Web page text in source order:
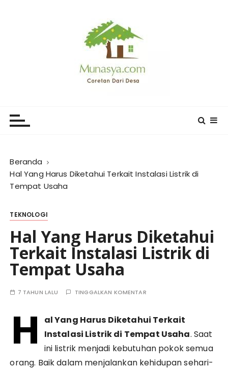
Beranda
Hal Yang Harus Diketahui Terkait Instalasi Listrik di
Tempat Usaha
TEKNOLOGI
Hal Yang Harus Diketahui
Terkait Instalasi Listrik di
Tempat Usaha
7 TAHUN LALU TINGGALKAN KOMENTAR
H
al Yang Harus Diketahui Terkait
Instalasi Listrik di Tempat Usaha. Saat
ini listrik menjadi kebutuhan pokok semua
orang. Baik dalam menjalankan kehidupan sehari-